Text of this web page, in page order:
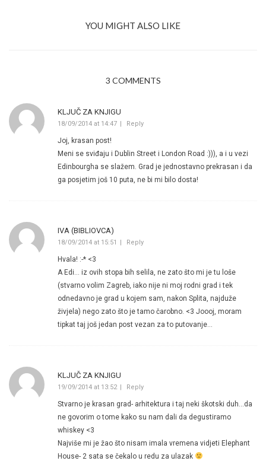
YOU MIGHT ALSO LIKE
3 COMMENTS
KLJUČ ZA KNJIGU
18/09/2014 at 14:47 Reply
Joj, krasan post!
Meni se sviđaju i Dublin Street i London Road :))), a i u vezi
Edinbourgha se slažem. Grad je jednostavno prekrasan i da
ga posjetim još 10 puta, ne bi mi bilo dosta!
IVA (BIBLIOVCA)
18/09/2014 at 15:51 Reply
Hvala! :-* <3
A Edi… iz ovih stopa bih selila, ne zato što mi je tu loše
(stvarno volim Zagreb, iako nije ni moj rodni grad i tek
odnedavno je grad u kojem sam, nakon Splita, najduže
živjela) nego zato što je tamo čarobno. <3 Joooj, moram
tipkat taj još jedan post vezan za to putovanje…
KLJUČ ZA KNJIGU
19/09/2014 at 13:52 Reply
Stvarno je krasan grad- arhitektura i taj neki škotski duh…da
ne govorim o tome kako su nam dali da degustiramo
whiskey <3
Najviše mi je žao što nisam imala vremena vidjeti Elephant
House- 2 sata se čekalo u redu za ulazak